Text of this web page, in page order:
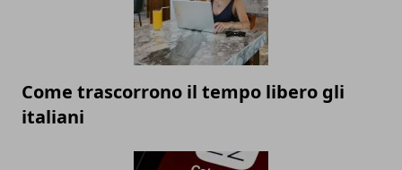
Come trascorrono il tempo libero gli
italiani